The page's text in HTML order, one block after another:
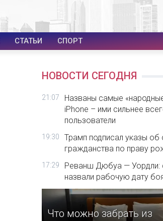
СТАТЬИ СПОРТ
НОВОСТИ СЕГОДНЯ
21:07
Названы самые
iPhone – ими сильнее
пользователи
19:30
Трамп подписал указы об
гражданства по праву
17:29
Реванш Дюбуа — Уордли:
назвали рабочую дату
Что можно забрать из